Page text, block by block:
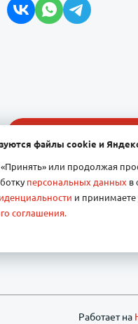
Работает на
файлы cookie и
или продолжая
персональных данных в
и принимаете
соглашения.